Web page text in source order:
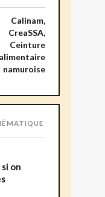
Calinam,
CreaSSA,
Ceinture
alimentaire
namuroise
on